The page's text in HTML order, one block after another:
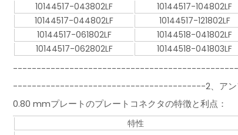
10144517-043802LF
10144517-104802LF
10144517-044802LF
10144517-121802LF
10144517-061802LF
10144518-041802LF
10144517-062802LF
10144518-041803LF
-----------------------------------------2、アンフェノ
0.80 mmプレートのプレートコネクタの特徴と利点：
特性